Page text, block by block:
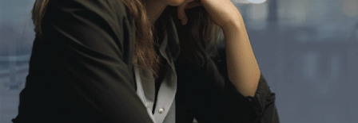
В этой рубрике «Блокнот» освещает все
перипетии транспортной реформы в краевой
столице.